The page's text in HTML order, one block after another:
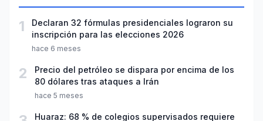
1
Declaran 32 fórmulas presidenciales lograron su
inscripción para las elecciones 2026
hace 6 meses
2
Precio del petróleo se dispara por encima de los
80 dólares tras ataques a Irán
hace 5 meses
Huaraz: 68 % de colegios supervisados requiere